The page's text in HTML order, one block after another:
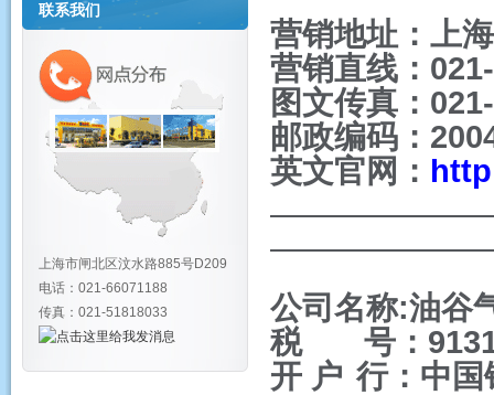
联系我们
上海市闸北区汶水路885号D209
电话：021-66071188
传真：021-51818033
营销地址：上
营销直线：
图文传真：
邮政编码：
英文官网：
公司名称:油谷
税 号：
开 户 行：中国